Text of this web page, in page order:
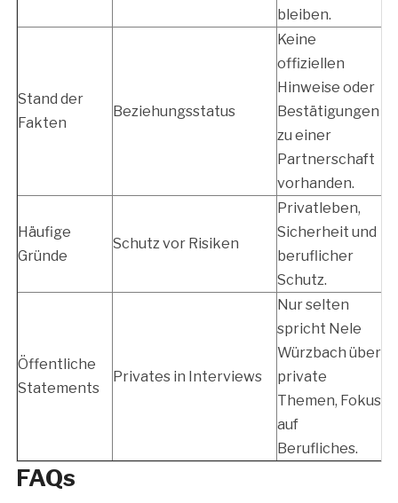
bleiben.
Stand der
Fakten
Beziehungsstatus
Keine
offiziellen
Hinweise oder
Bestätigungen
zu einer
Partnerschaft
vorhanden.
Häufige
Gründe
Schutz vor Risiken
Privatleben,
Sicherheit und
beruflicher
Schutz.
Öffentliche
Statements
Privates in Interviews
Nur selten
spricht Nele
Würzbach über
private
Themen, Fokus
auf
Berufliches.
FAQs